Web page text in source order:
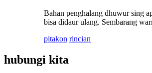
Bahan penghalang dhuwur sing
bisa didaur ulang. Sembarang
pitakon rincian
hubungi kita